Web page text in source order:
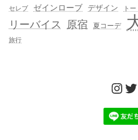
セレブ ゼインローブ デザイン ト
リーバイス 原宿 夏コーデ
旅行